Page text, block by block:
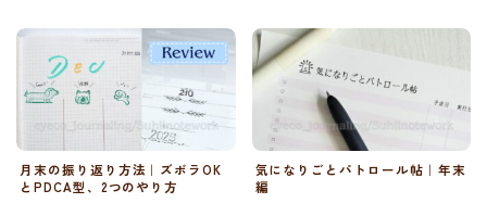
月末の振り返り方法｜ズボラOK
とPDCA型、2つのやり方
気になりごとパトロール帖｜年末
編